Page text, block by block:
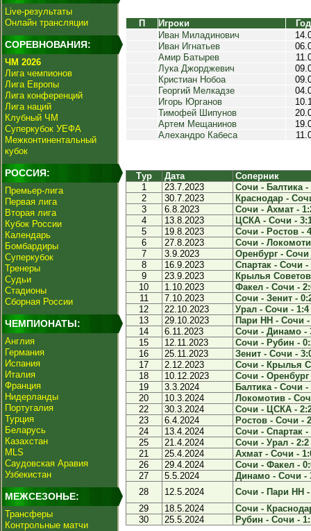
Live-результаты
Онлайн трансляции
СОРЕВНОВАНИЯ:
ЧМ 2026
Лига чемпионов
Лига Европы
Лига конференций
Лига наций
Клубный ЧМ
Суперкубок УЕФА
Межконтинентальный
кубок
РОССИЯ:
Премьер-лига
Первая лига
Вторая лига
Кубок России
Календарь
Бомбардиры
Суперкубок
Тренеры
Судьи
Стадионы
Сборная России
ЧЕМПИОНАТЫ:
Англия
Германия
Испания
Италия
Франция
Нидерланды
Португалия
Турция
Беларусь
Казахстан
MLS
Саудовская Аравия
Узбекистан
МЕЖСЕЗОНЬЕ:
Трансферы
Контрольные матчи
П Игроки
Иван Миладинович
Иван Игнатьев
Амир Батырев
Лука Джорджевич
Кристиан Нобоа
Георгий Мелкадзе
Игорь Юрганов
Тимофей Шипунов
Артем Мещанинов
Алехандро Кабеса
Тур Дата
Соперник
1
23.7.2023
Сочи - Балтика -
2
30.7.2023
Краснодар -
3
6.8.2023
Сочи - Ахмат -
4
13.8.2023
ЦСКА - Сочи -
5
19.8.2023
Сочи - Ростов -
6
27.8.2023
Сочи -
7
3.9.2023
Оренбург - Сочи
8
16.9.2023
Спартак - Сочи -
9
23.9.2023
Крылья
10
1.10.2023
Факел - Сочи -
11
7.10.2023
Сочи - Зенит -
12
22.10.2023
Урал - Сочи - 1:4
13
29.10.2023
Пари НН - Сочи -
14
6.11.2023
Сочи - Динамо -
15
12.11.2023
Сочи - Рубин -
16
25.11.2023
Зенит - Сочи -
17
2.12.2023
Сочи - Крылья
18
10.12.2023
Сочи - Оренбург
19
3.3.2024
Балтика - Сочи -
20
10.3.2024
Локомотив -
22
30.3.2024
Сочи - ЦСКА -
23
6.4.2024
Ростов - Сочи -
24
13.4.2024
Сочи - Спартак -
25
21.4.2024
Сочи - Урал - 2:2
21
25.4.2024
Ахмат - Сочи -
26
29.4.2024
Сочи - Факел -
27
5.5.2024
Динамо - Сочи -
28
12.5.2024
Сочи - Пари НН -
29
18.5.2024
Сочи -
30
25.5.2024 Рубин - Сочи -